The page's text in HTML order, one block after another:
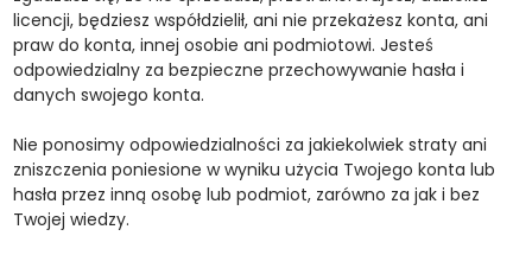
licencji, będziesz współdzielił, ani nie przekażesz konta, ani
praw do konta, innej osobie ani podmiotowi. Jesteś
odpowiedzialny za bezpieczne przechowywanie hasła i
danych swojego konta.
Nie ponosimy odpowiedzialności za jakiekolwiek straty ani
zniszczenia poniesione w wyniku użycia Twojego konta lub
hasła przez inną osobę lub podmiot, zarówno za jak i bez
Twojej wiedzy.